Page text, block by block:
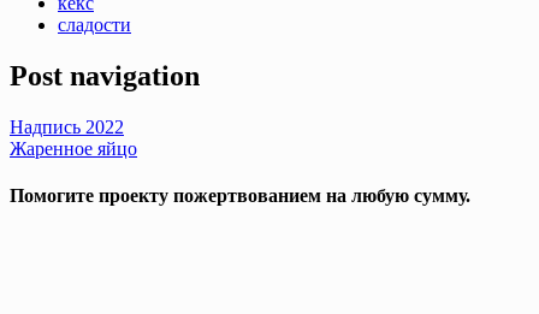
сладости
Post navigation
Надпись 2022
Жаренное яйцо
Помогите проекту пожертвованием на любую сумму.